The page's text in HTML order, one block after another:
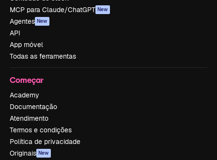
MCP para Claude/ChatGPT New
Agentes New
API
App móvel
Todas as ferramentas
Começar
Academy
Documentação
Atendimento
Termos e condições
Política de privacidade
Originais New